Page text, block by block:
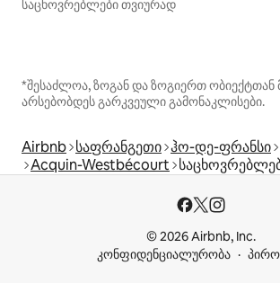
საცხოვრებლები თვიურად
*შესაძლოა, ზოგან და ზოგიერთ ობიექტთან
არსებობდეს გარკვეული გამონაკლისები.
Airbnb საფრანგეთი ჰო-დე-ფრანსი
Acquin-Westbécourt
© 2026 Airbnb, Inc.
კონფიდენციალურობა